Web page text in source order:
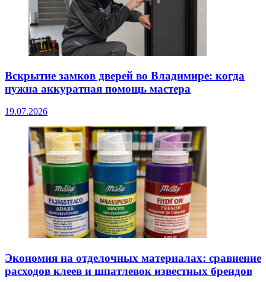
Вскрытие замков дверей во Владимире: когда
нужна аккуратная помощь мастера
19.07.2026
Экономия на отделочных материалах: сравнение
расходов клеев и шпатлевок известных брендов